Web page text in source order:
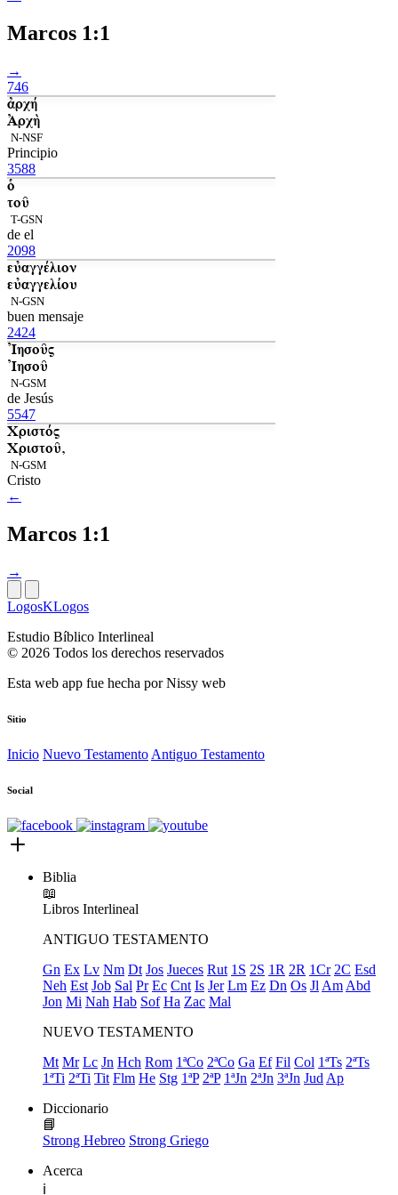
Marcos 1:1
→
746
ἀρχή
Ἀρχὴ
N-NSF
Principio
3588
ὁ
τοῦ
T-GSN
de el
2098
εὐαγγέλιον
εὐαγγελίου
N-GSN
buen mensaje
2424
Ἰησοῦς
Ἰησοῦ
N-GSM
de Jesús
5547
Χριστός
Χριστοῦ,
N-GSM
Cristo
←
Marcos 1:1
→
LogosKLogos
Estudio Bíblico Interlineal
© 2026 Todos los derechos reservados
Esta web app fue hecha porNissy web
Sitio
Inicio Nuevo Testamento Antiguo Testamento
Social
Biblia
📖
Libros Interlineal
ANTIGUO TESTAMENTO
Gn Ex Lv Nm Dt Jos Jueces Rut 1S 2S 1R 2R 1Cr 2C Esd
Neh Est Job Sal Pr Ec Cnt Is Jer Lm Ez Dn Os Jl Am Abd
Jon Mi Nah Hab Sof Ha Zac Mal
NUEVO TESTAMENTO
Mt Mr Lc Jn Hch Rom 1ªCo 2ªCo Ga Ef Fil Col 1ªTs 2ªTs
1ªTi 2ªTi Tit Flm He Stg 1ªP 2ªP 1ªJn 2ªJn 3ªJn Jud Ap
Diccionario
📘
Strong Hebreo Strong Griego
Acerca
ℹ️